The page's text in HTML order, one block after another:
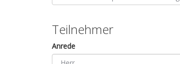
Teilnehmer
Anrede